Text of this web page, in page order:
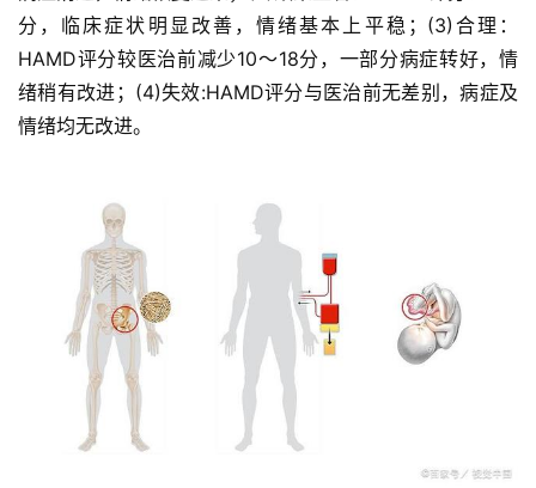
分，临床症状明显改善，情绪基本上平稳；(3)合理：
HAMD评分较医治前减少10～18分，一部分病症转好，情
绪稍有改进；(4)失效:HAMD评分与医治前无差别，病症及
情绪均无改进。